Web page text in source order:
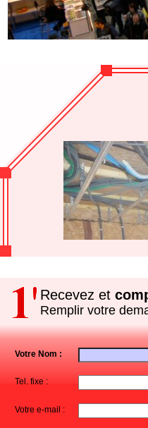
Recevez et
Remplir votre
Votre Nom :
Tel. fixe :
Votre e-mail :